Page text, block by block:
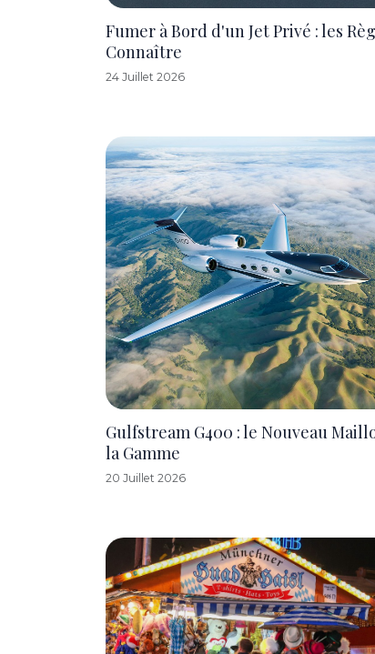
Fumer à Bord d'un Jet Privé : les
Connaître
24 Juillet 2026
Gulfstream G400 : le Nouveau
la Gamme
20 Juillet 2026